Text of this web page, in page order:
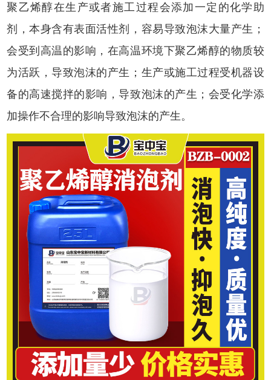
聚乙烯醇在生产或者施工过程会添加一定的化学助
剂，本身含有表面活性剂，容易导致泡沫大量产生；
会受到高温的影响，在高温环境下聚乙烯醇的物质较
为活跃，导致泡沫的产生；生产或施工过程受机器设
备的高速搅拌的影响，导致泡沫的产生；会受化学添
加操作不合理的影响导致泡沫的产生。